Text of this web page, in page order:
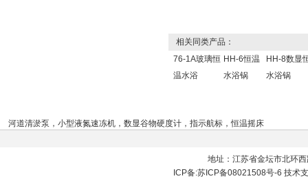
相关同类产品：
76-1A玻璃恒
温水浴
HH-6恒温
水浴锅
HH-8数显
水浴锅
河道清淤泵 ， 小型液氮速冻机 ， 数显谷物硬度计 ， 指示航标 ，恒温摇床
地址：江苏省金坛市北环
ICP备:苏ICP备08021508号-6 技术